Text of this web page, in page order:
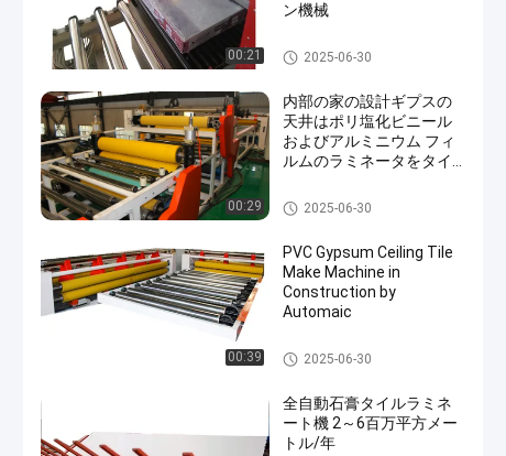
00:21
ン機械
フル オートのラミネーション
機械
2025-06-30
00:29
内部の家の設計ギプスの
天井はポリ塩化ビニール
およびアルミニウム フィ
ルムのラミネータをタイ
フル オートのラミネーション
機械
2025-06-30
00:39
PVC Gypsum Ceiling Tile
Make Machine in
Construction by
Automaic
フル オートのラミネーション
機械
2025-06-30
全自動石膏タイルラミネ
ート機 2～6百万平方メー
トル/年